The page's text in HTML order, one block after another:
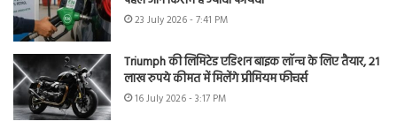
23 July 2026 - 7:41 PM
Triumph की लिमिटेड एडिशन बाइक लॉन्च के लिए तैयार, 21
लाख रुपये कीमत में मिलेंगे प्रीमियम फीचर्स
16 July 2026 - 3:17 PM